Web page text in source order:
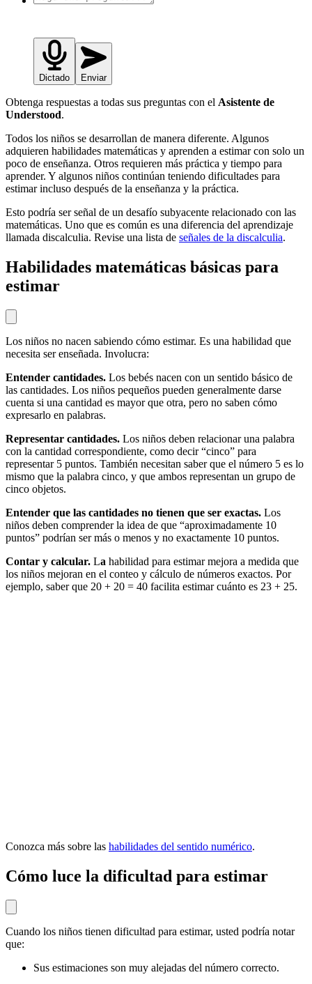
Dictado Enviar
Obtenga respuestas a todas sus preguntas con el Asistente de
Understood.
Todos los niños se desarrollan de manera diferente. Algunos
adquieren habilidades matemáticas y aprenden a estimar con solo un
poco de enseñanza. Otros requieren más práctica y tiempo para
aprender. Y algunos niños continúan teniendo dificultades para
estimar incluso después de la enseñanza y la práctica.
Esto podría ser señal de un desafío subyacente relacionado con las
matemáticas. Uno que es común es una diferencia del aprendizaje
llamada discalculia. Revise una lista de señales de la discalculia.
Habilidades matemáticas básicas para
estimar
Los niños no nacen sabiendo cómo estimar. Es una habilidad que
necesita ser enseñada. Involucra:
Entender cantidades. Los bebés nacen con un sentido básico de
las cantidades. Los niños pequeños pueden generalmente darse
cuenta si una cantidad es mayor que otra, pero no saben cómo
expresarlo en palabras.
Representar cantidades. Los niños deben relacionar una palabra
con la cantidad correspondiente, como decir “cinco” para
representar 5 puntos. También necesitan saber que el número 5 es lo
mismo que la palabra cinco, y que ambos representan un grupo de
cinco objetos.
Entender que las cantidades no tienen que ser exactas. Los
niños deben comprender la idea de que “aproximadamente 10
puntos” podrían ser más o menos y no exactamente 10 puntos.
Contar y calcular. La habilidad para estimar mejora a medida que
los niños mejoran en el conteo y cálculo de números exactos. Por
ejemplo, saber que 20 + 20 = 40 facilita estimar cuánto es 23 + 25.
Conozca más sobre las habilidades del sentido numérico.
Cómo luce la dificultad para estimar
Cuando los niños tienen dificultad para estimar, usted podría notar
que:
Sus estimaciones son muy alejadas del número correcto.